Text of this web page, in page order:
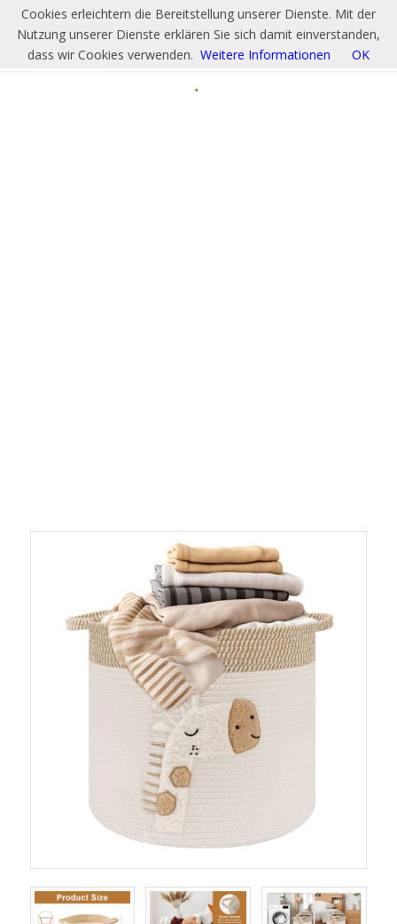
Cookies erleichtern die Bereitstellung unserer Dienste. Mit der
Nutzung unserer Dienste erklären Sie sich damit einverstanden,
dass wir Cookies verwenden. Weitere Informationen OK